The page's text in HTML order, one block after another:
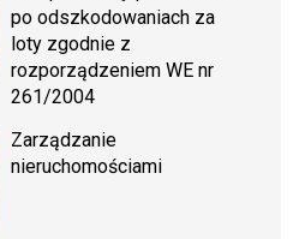
po odszkodowaniach za
loty zgodnie z
rozporządzeniem WE nr
261/2004
Zarządzanie
nieruchomościami